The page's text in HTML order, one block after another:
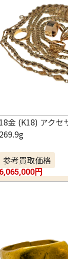
18金 (K18) アクセ
269.9g
参考買取価格
円